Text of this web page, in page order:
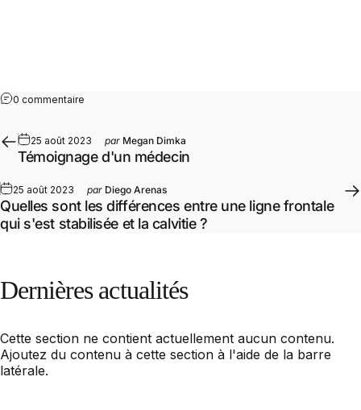
0 commentaire
25 août 2023 par Megan Dimka
Témoignage d'un médecin
25 août 2023 par Diego Arenas
Quelles sont les différences entre une ligne frontale
qui s'est stabilisée et la calvitie ?
Dernières actualités
Cette section ne contient actuellement aucun contenu.
Ajoutez du contenu à cette section à l'aide de la barre
latérale.